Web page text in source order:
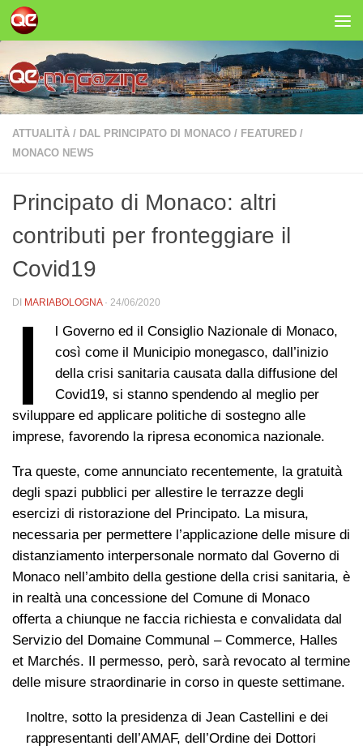
Salta al contenuto
ATTUALITÀ / DAL PRINCIPATO DI MONACO / FEATURED /
MONACO NEWS
Principato di Monaco: altri
contributi per fronteggiare il
Covid19
DI MARIABOLOGNA · 24/06/2020
I
l Governo ed il Consiglio Nazionale di Monaco,
così come il Municipio monegasco, dall’inizio
della crisi sanitaria causata dalla diffusione del
Covid19, si stanno spendendo al meglio per
sviluppare ed applicare politiche di sostegno alle
imprese, favorendo la ripresa economica nazionale.
Tra queste, come annunciato recentemente, la gratuità
degli spazi pubblici per allestire le terrazze degli
esercizi di ristorazione del Principato. La misura,
necessaria per permettere l’applicazione delle misure di
distanziamento interpersonale normato dal Governo di
Monaco nell’ambito della gestione della crisi sanitaria, è
in realtà una concessione del Comune di Monaco
offerta a chiunque ne faccia richiesta e convalidata dal
Servizio del Domaine Communal – Commerce, Halles
et Marchés. Il permesso, però, sarà revocato al termine
delle misure straordinarie in corso in queste settimane.
Inoltre, sotto la presidenza di Jean Castellini e dei
rappresentanti dell’AMAF, dell’Ordine dei Dottori